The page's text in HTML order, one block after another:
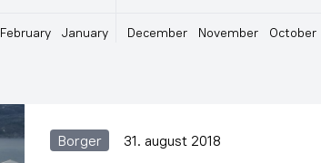
February January December November October
Borger 31. august 2018